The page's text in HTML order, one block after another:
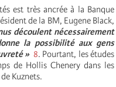
est très ancrée à la Banque
de la BM, Eugene Black,
découlent nécessairement
la possibilité aux gens
» 8. Pourtant, les études
de Hollis Chenery dans les
Kuznets.